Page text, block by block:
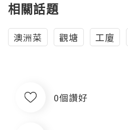
相關話題
澳洲菜 觀塘 工廈
0個讚好